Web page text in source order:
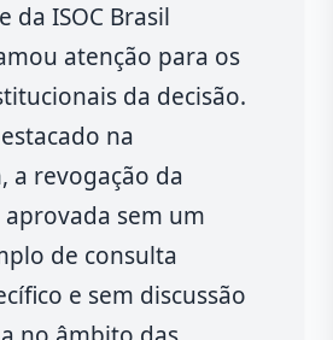
da ISOC Brasil
atenção para os
da decisão.
na
a revogação da
sem um
de consulta
e sem discussão